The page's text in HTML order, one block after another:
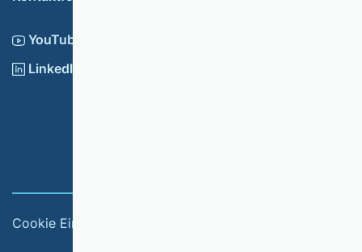
YouTube
LinkedIn
Cookie Einstellungen